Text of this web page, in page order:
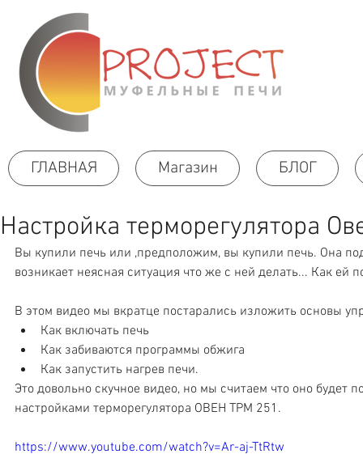
ГЛАВНАЯ Магазин БЛОГ
Настройка терморегулятора
Вы купили печь или ,предположим, вы купили печь. Она
возникает неясная ситуация что же с ней делать... Как ей
В этом видео мы вкратце постарались изложить основы
Как включать печь
Как забиваются программы обжига
Как запустить нагрев печи.
Это довольно скучное видео, но мы считаем что оно будет
настройками терморегулятора ОВЕН ТРМ 251.
https://www.youtube.com/watch?v=Ar-aj-TtRtw